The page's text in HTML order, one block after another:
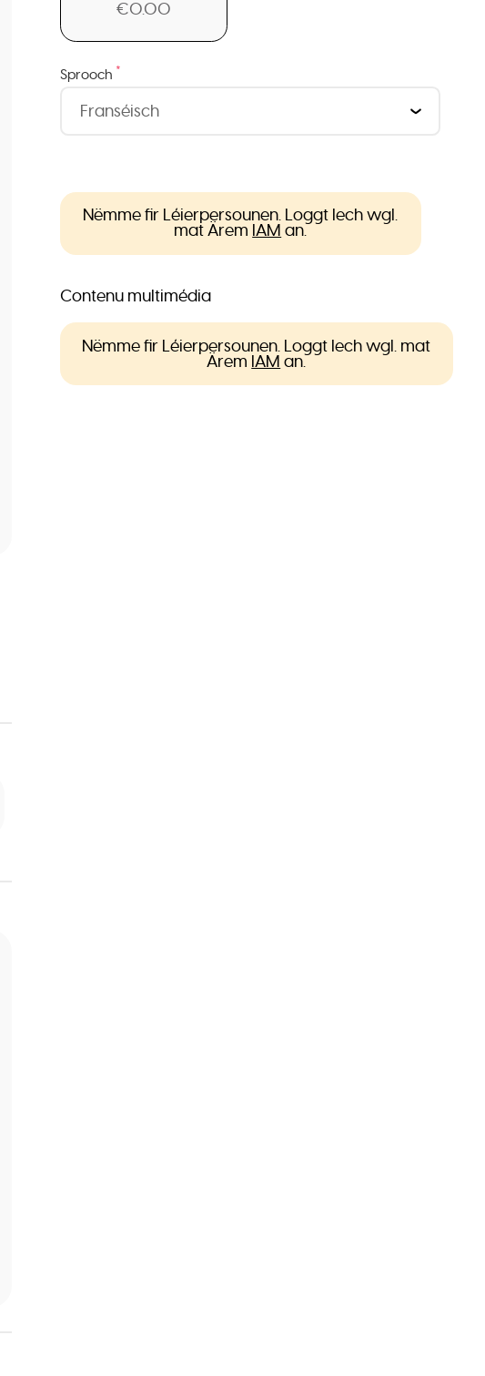
€0.00
Sprooch *
Nëmme fir Léierpersounen. Loggt Iech wgl.
mat Ärem IAM an.
Contenu multimédia
Nëmme fir Léierpersounen. Loggt Iech wgl. mat
Ärem IAM an.